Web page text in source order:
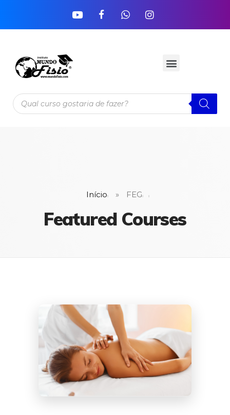
Início » FEG
Featured Courses